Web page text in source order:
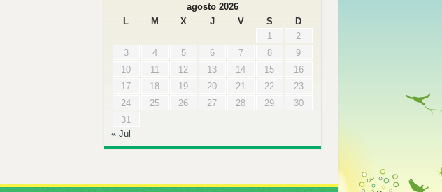
agosto 2026
L
M X J V S
D
1
2
3
4 5 6 7 8
9
10
11 12 13 14 15
16
17
18 19 20 21 22
23
24
25 26 27 28 29
30
31
« Jul